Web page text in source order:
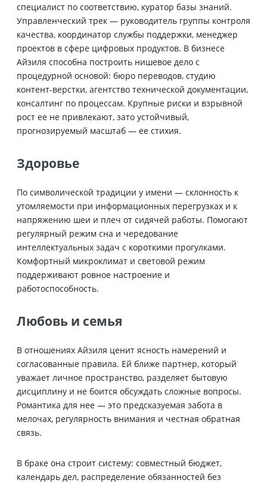
специалист по соответствию, куратор базы знаний.
Управленческий трек — руководитель группы контроля
качества, координатор службы поддержки, менеджер
проектов в сфере цифровых продуктов. В бизнесе
Айзиля способна построить нишевое дело с
процедурной основой: бюро переводов, студию
контент‑верстки, агентство технической документации,
консалтинг по процессам. Крупные риски и взрывной
рост ее не привлекают, зато устойчивый,
прогнозируемый масштаб — ее стихия.
Здоровье
По символической традиции у имени — склонность к
утомляемости при информационных перегрузках и к
напряжению шеи и плеч от сидячей работы. Помогают
регулярный режим сна и чередование
интеллектуальных задач с короткими прогулками.
Комфортный микроклимат и световой режим
поддерживают ровное настроение и
работоспособность.
Любовь и семья
В отношениях Айзиля ценит ясность намерений и
согласованные правила. Ей ближе партнер, который
уважает личное пространство, разделяет бытовую
дисциплину и не боится обсуждать сложные вопросы.
Романтика для нее — это предсказуемая забота в
мелочах, регулярность внимания и честная обратная
связь.
В браке она строит систему: совместный бюджет,
календарь дел, распределение обязанностей без